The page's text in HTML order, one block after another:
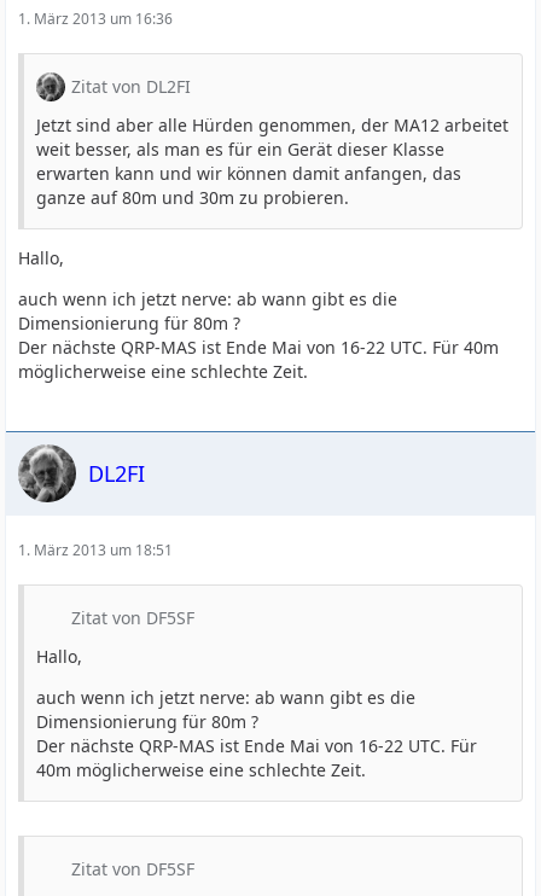
1. März 2013 um 16:36
Zitat von DL2FI
Jetzt sind aber alle Hürden genommen, der MA12 arbeitet
weit besser, als man es für ein Gerät dieser Klasse
erwarten kann und wir können damit anfangen, das
ganze auf 80m und 30m zu probieren.
Hallo,
auch wenn ich jetzt nerve: ab wann gibt es die
Dimensionierung für 80m ?
Der nächste QRP-MAS ist Ende Mai von 16-22 UTC. Für 40m
möglicherweise eine schlechte Zeit.
DL2FI
1. März 2013 um 18:51
Zitat von DF5SF
Hallo,
auch wenn ich jetzt nerve: ab wann gibt es die
Dimensionierung für 80m ?
Der nächste QRP-MAS ist Ende Mai von 16-22 UTC. Für
40m möglicherweise eine schlechte Zeit.
Zitat von DF5SF